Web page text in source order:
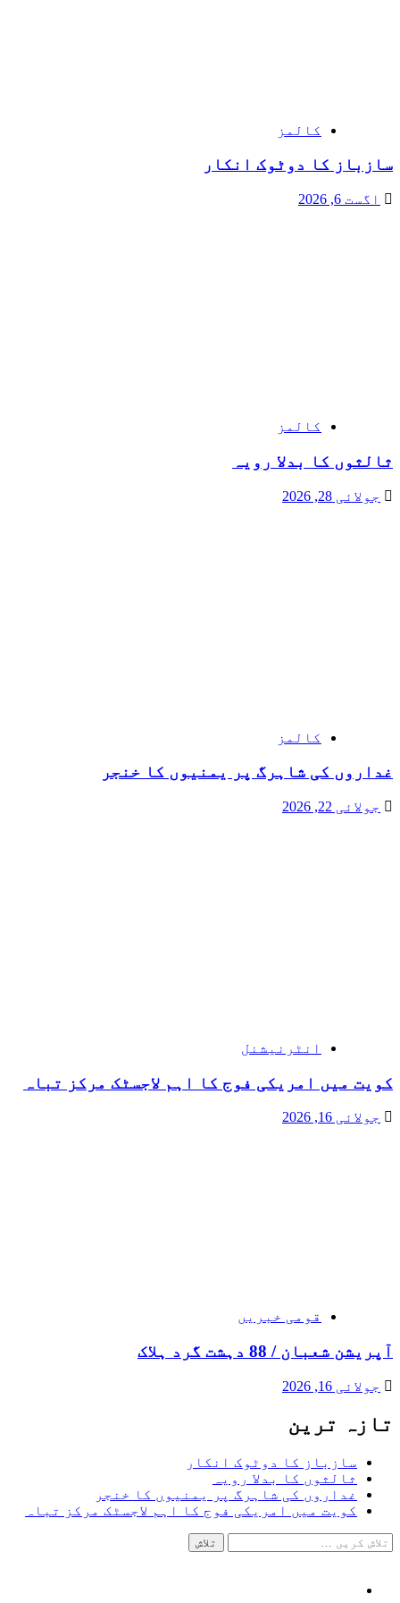
کالمز
سازباز کا دوٹوک انکار
اگست 6, 2026
کالمز
ثالثوں کا بدلا رویہ
جولائی 28, 2026
کالمز
غداروں کی شاہرگ پر یمنیوں کا خنجر
جولائی 22, 2026
انٹرنیشنل
کویت میں امریکی فوج کا اہم لاجسٹک مرکز تباہ
جولائی 16, 2026
قومی خبریں
آپریشن شعبان / 88 دہشت گرد ہلاک
جولائی 16, 2026
تازہ ترین
سازباز کا دوٹوک انکار
ثالثوں کا بدلا رویہ
غداروں کی شاہرگ پر یمنیوں کا خنجر
کویت میں امریکی فوج کا اہم لاجسٹک مرکز تباہ
تلاش
کریں